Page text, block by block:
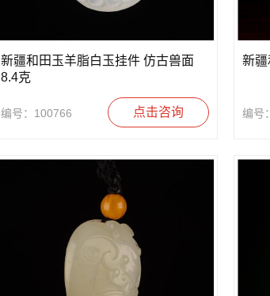
新疆和田玉羊脂白玉挂件 仿古兽面
8.4克
编号：100766 点击咨询
新
编号